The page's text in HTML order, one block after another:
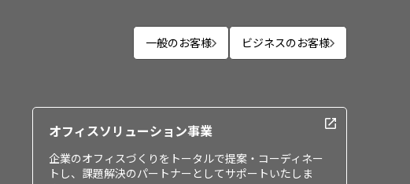
一般のお客様 ビジネスのお客様
オフィスソリューション事業
企業のオフィスづくりをトータルで提案・コーディネー
トし、課題解決のパートナーとしてサポートいたしま